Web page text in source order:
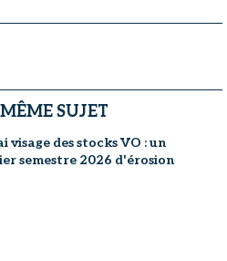
SUJET
visage des stocks VO : un
semestre 2026 d'érosion